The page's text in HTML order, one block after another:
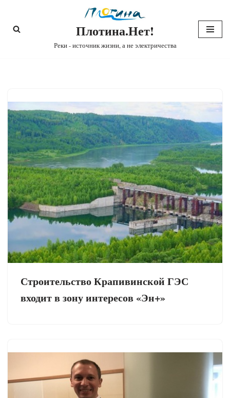
Перейти
Плотина.Нет!
Реки - источник жизни, а не электричества
Строительство Крапивинской ГЭС
входит в зону интересов «Эн+»